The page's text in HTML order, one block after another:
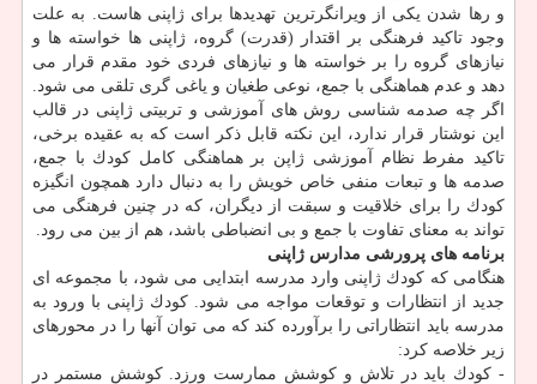
و رها شدن یكی از ویرانگرترین تهدیدها برای ژاپنی هاست. به علت
وجود تاكید فرهنگی بر اقتدار (قدرت) گروه، ژاپنی ها خواسته ها و
نیازهای گروه را بر خواسته ها و نیازهای فردی خود مقدم قرار می
دهد و عدم هماهنگی با جمع، نوعی طغیان و یاغی گری تلقی می شود.
اگر چه صدمه شناسی روش های آموزشی و تربیتی ژاپنی در قالب
این نوشتار قرار ندارد، این نكته قابل ذكر است كه به عقیده برخی،
تاكید مفرط نظام آموزشی ژاپن بر هماهنگی كامل كودك با جمع،
صدمه ها و تبعات منفی خاص خویش را به دنبال دارد همچون انگیزه
كودك را برای خلاقیت و سبقت از دیگران، كه در چنین فرهنگی می
تواند به معنای تفاوت با جمع و بی انضباطی باشد، هم از بین می رود.
برنامه های پرورشی مدارس ژاپنی
هنگامی كه كودك ژاپنی وارد مدرسه ابتدایی می شود، با مجموعه ای
جدید از انتظارات و توقعات مواجه می شود. كودك ژاپنی با ورود به
مدرسه باید انتظاراتی را برآورده كند كه می توان آنها را در محورهای
زیر خلاصه كرد:
- كودك باید در تلاش و كوشش ممارست ورزد. كوشش مستمر در